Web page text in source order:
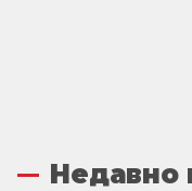
Недавно